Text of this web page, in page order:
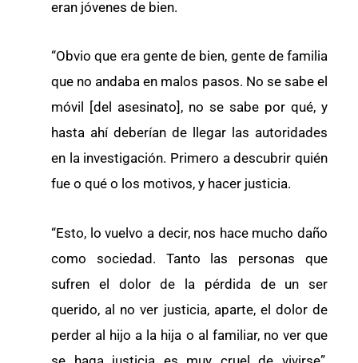
eran jóvenes de bien.
“Obvio que era gente de bien, gente de familia
que no andaba en malos pasos. No se sabe el
móvil [del asesinato], no se sabe por qué, y
hasta ahí deberían de llegar las autoridades
en la investigación. Primero a descubrir quién
fue o qué o los motivos, y hacer justicia.
“Esto, lo vuelvo a decir, nos hace mucho daño
como sociedad. Tanto las personas que
sufren el dolor de la pérdida de un ser
querido, al no ver justicia, aparte, el dolor de
perder al hijo a la hija o al familiar, no ver que